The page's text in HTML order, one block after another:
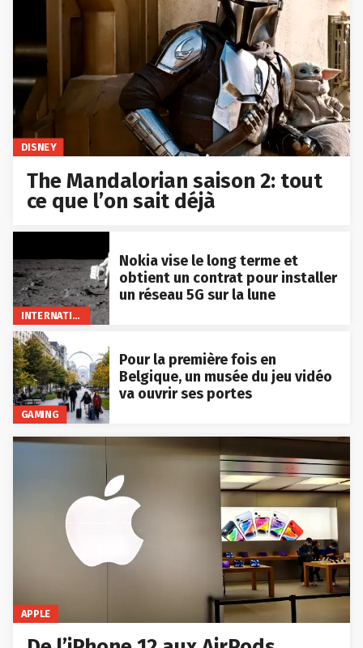
DISNEY
The Mandalorian saison 2: tout
ce que l’on sait déjà
INTERNATIONAL
Nokia vise le long terme et
obtient un contrat pour installer
un réseau 5G sur la lune
GAMING
Pour la première fois en
Belgique, un musée du jeu vidéo
va ouvrir ses portes
APPLE